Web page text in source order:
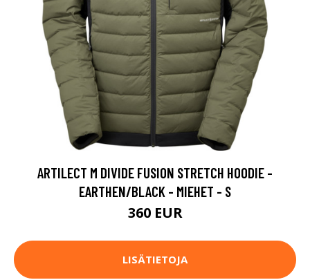
ARTILECT M DIVIDE FUSION STRETCH HOODIE -
EARTHEN/BLACK - MIEHET - S
360 EUR
LISÄTIETOJA